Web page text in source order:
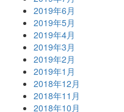
2019年6月
2019年5月
2019年4月
2019年3月
2019年2月
2019年1月
2018年12月
2018年11月
2018年10月